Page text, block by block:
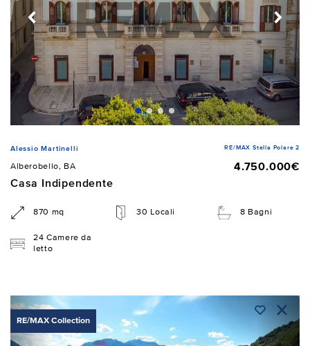
Alessio Martinelli RE/MAX Stella Polare 2
Alberobello, BA
4.750.000€
Casa Indipendente
870 mq 30 Locali 8 Bagni
24 Camere da
letto
RE/MAX Collection